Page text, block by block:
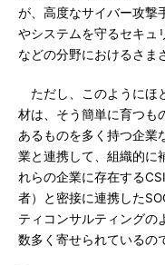
が、高度なサイバー攻撃
やシステムを守るセキュ
などの分野におけるさま
ただし、このようにほ
材は、そう簡単に育つも
あるものを多く持つ企業
業と連携して、組織的に
れらの企業に存在する
者）と密接に連携した
ティコンサルティングの
数多く寄せられているの